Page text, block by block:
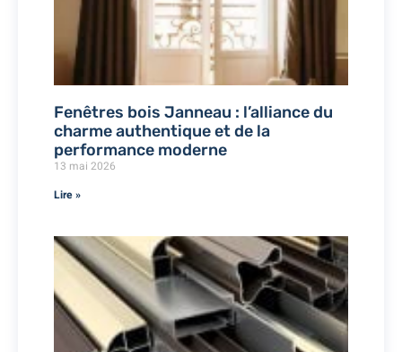
Fenêtres bois Janneau : l’alliance du
charme authentique et de la
performance moderne
13 mai 2026
Lire »